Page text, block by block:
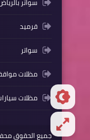
قرميد
سواتر
مظلات
مظلات
جميع الحقوق